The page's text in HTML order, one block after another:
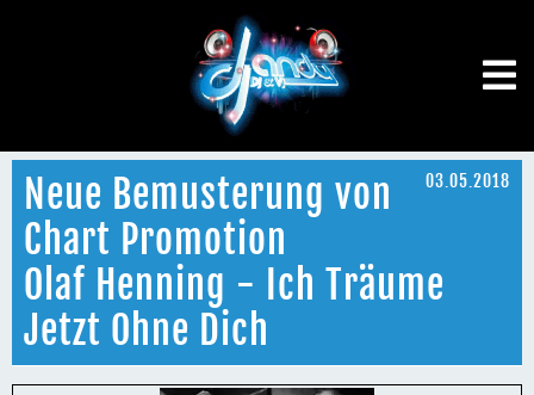
03.05.2018
Neue Bemusterung von
Chart Promotion
Olaf Henning - Ich Träume
Jetzt Ohne Dich